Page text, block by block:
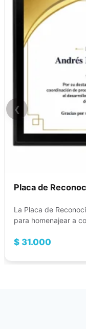
❮
Placa de
La Placa de
para homenajear a
$ 31.000